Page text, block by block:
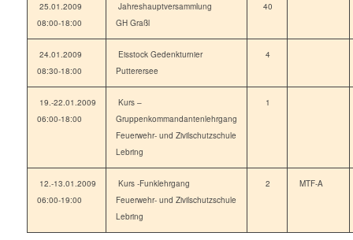
25.01.2009
08:00-18:00
Jahreshauptversammlung
GH Graßl
40
24.01.2009
08:30-18:00
Eisstock Gedenkturnier
Putterersee
4
19.-22.01.2009
06:00-18:00
Kurs –
Gruppenkommandantenlehrgang
Feuerwehr- und Zivilschutzschule
Lebring
1
12.-13.01.2009
06:00-19:00
Kurs -Funklehrgang
Feuerwehr- und Zivilschutzschule
Lebring
2 MTF-A